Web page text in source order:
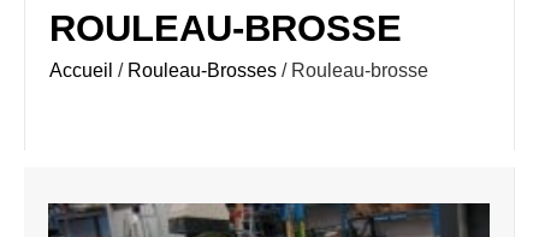
ROULEAU-BROSSE
Accueil / Rouleau-Brosses / Rouleau-brosse